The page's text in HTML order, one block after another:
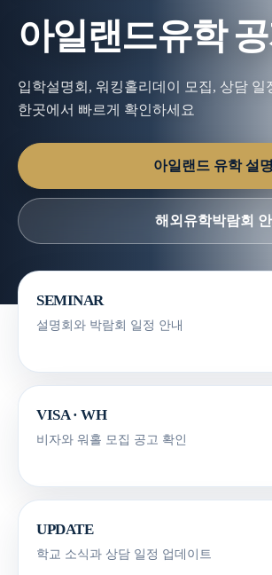
아일랜드유학
입학설명회, 워킹홀리데이 모집, 상담 일
한곳에서 빠르게 확인하세요
아일랜드 유학 설
해외유학박람회
SEMINAR
설명회와 박람회 일정 안내
VISA · WH
비자와 워홀 모집 공고 확인
UPDATE
학교 소식과 상담 일정 업데이트